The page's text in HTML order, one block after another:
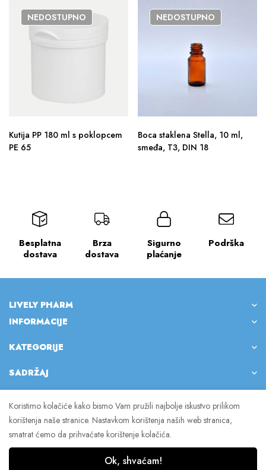
NEDOSTUPNO
Kutija PP 180 ml s poklopcem
PE 65
NEDOSTUPNO
Boca staklena Stella, 10 ml,
smeđa, T3, DIN 18
Besplatna
dostava
Brza
dostava
Sigurno
plaćanje
Podrška
LIVELY PHARM
INFORMACIJE
KATEGORIJE
SADRŽAJ
© 2023 Lively Pharm. Sva prava pridržana.
Koristimo kolačiće kako bismo Vam pružili najbolje iskustvo prilikom
korištenja naše stranice. Nastavkom korištenja naših web stranica,
smatrat ćemo da prihvaćate korištenje kolačića.
Ok, shvaćam!